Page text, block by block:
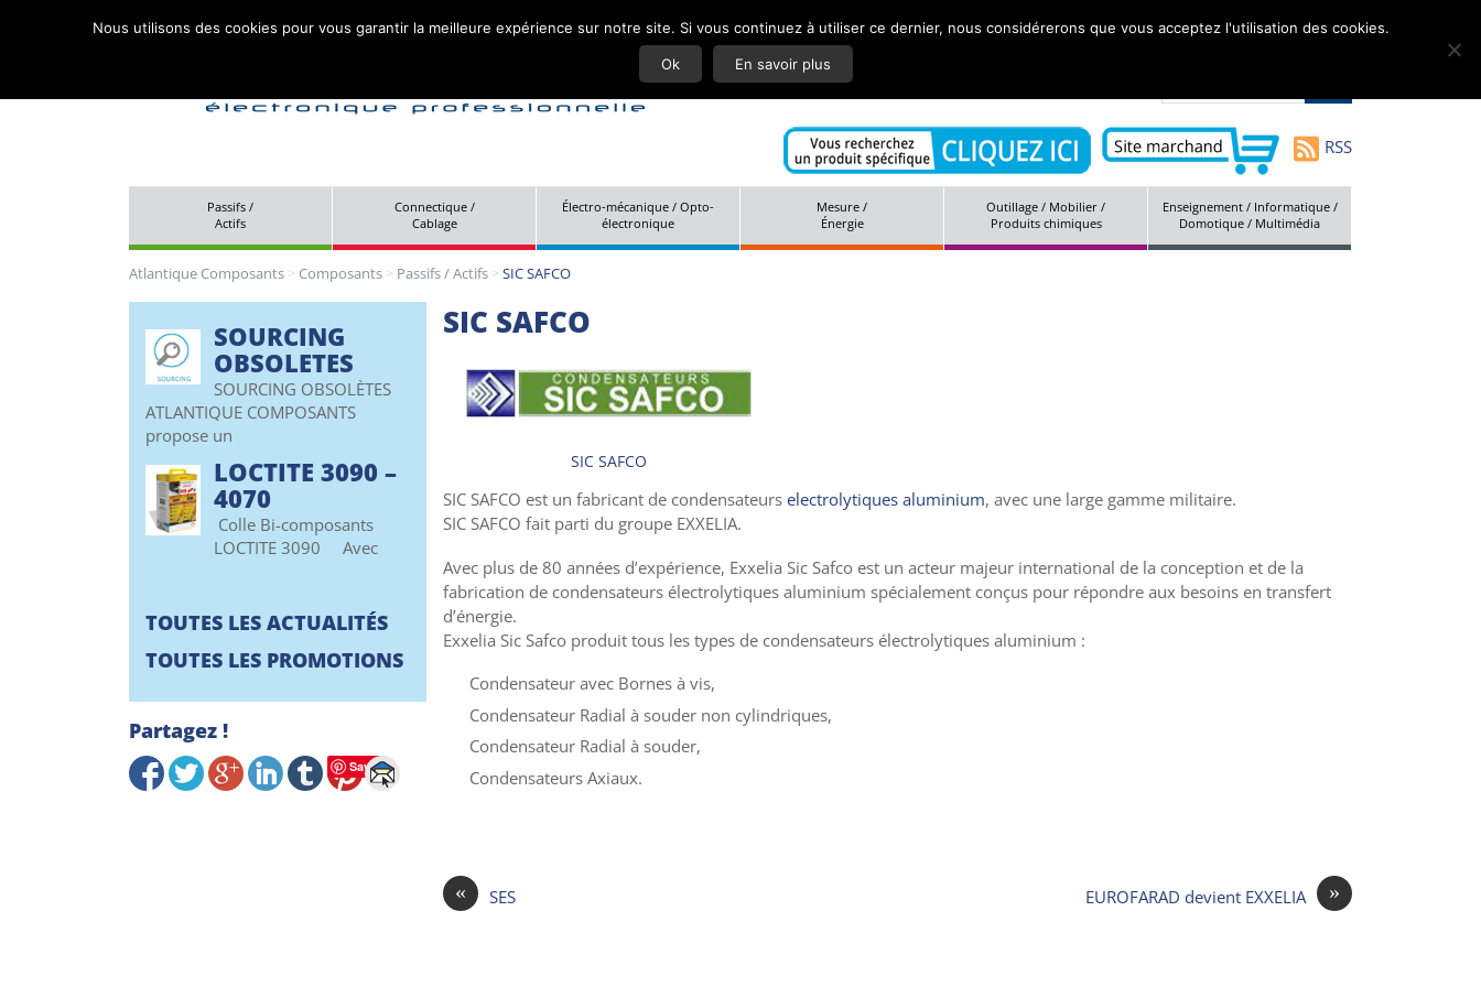
Actualités Marques Société Contact Plan du site
RSS
Passifs /
Actifs
Connectique /
Cablage
Électro-mécanique / Opto-
électronique
Mesure /
Énergie
Outillage / Mobilier /
Produits chimiques
Enseignement / Informatique /
Domotique / Multimédia
Atlantique Composants > Composants > Passifs / Actifs > SIC SAFCO
SIC SAFCO
SIC SAFCO
SIC SAFCO est un fabricant de condensateurs electrolytiques aluminium, avec une large gamme militaire.
SIC SAFCO fait parti du groupe EXXELIA.
Avec plus de 80 années d’expérience, Exxelia Sic Safco est un acteur majeur international de la conception et de la
fabrication de condensateurs électrolytiques aluminium spécialement conçus pour répondre aux besoins en transfert
d’énergie.
Exxelia Sic Safco produit tous les types de condensateurs électrolytiques aluminium :
Condensateur avec Bornes à vis,
Condensateur Radial à souder non cylindriques,
Condensateur Radial à souder,
Condensateurs Axiaux.
« SES »
EUROFARAD devient EXXELIA
SOURCING
OBSOLETES
SOURCING OBSOLÈTES
ATLANTIQUE COMPOSANTS
propose un
LOCTITE 3090 –
4070
Colle Bi-composants
LOCTITE 3090 Avec
TOUTES LES ACTUALITÉS
TOUTES LES PROMOTIONS
Partagez !
Save
Nous utilisons des cookies pour vous garantir la meilleure expérience sur notre site. Si vous continuez à utiliser ce dernier, nous considérerons que vous acceptez l'utilisation des cookies.
Ok En savoir plus